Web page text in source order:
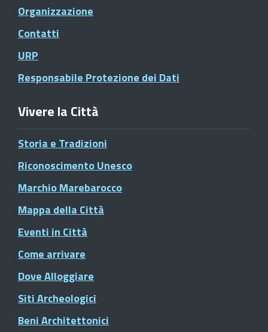
Organizzazione
Contatti
URP
Responsabile Protezione dei Dati
Vivere la Città
Storia e Tradizioni
Riconoscimento Unesco
Marchio Marebarocco
Mappa della Città
Eventi in Città
Come arrivare
Dove Alloggiare
Siti Archeologici
Beni Architettonici